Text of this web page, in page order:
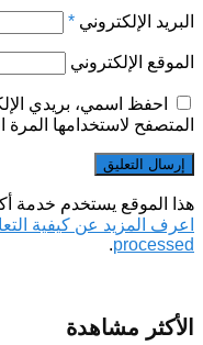
البريد الإلكتروني *
الموقع الإلكتروني
احفظ اسمي، بريدي
المتصفح لاستخدامها المرة
هذا الموقع يستخدم خدمة
اعرف المزيد عن كيفية
processed
.
الأكثر مشاهدة